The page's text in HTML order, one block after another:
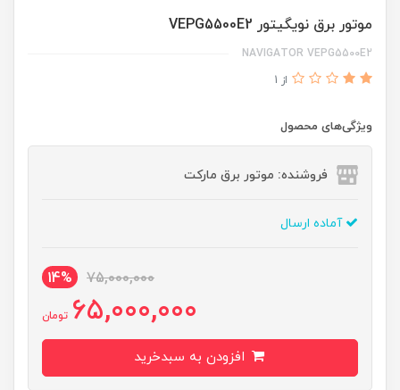
موتور برق نویگیتور VEPG5500E2
NAVIGATOR VEPG5500E2
از 1
ویژگی‌های محصول
فروشنده: موتور برق مارکت
آماده ارسال
75,000,000
14%
65,000,000 تومان